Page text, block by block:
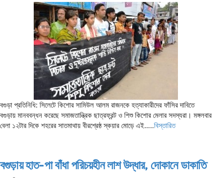
বগুড়া প্রতিনিধি: সিলেটে কিশোর সামিউল আলম রাজনকে হত্যাকারীদের ফাঁসির দাবিতে
বগুড়ায় মানববন্ধন করেছে সমাজতান্ত্রিক ছাত্রফ্রন্ট ও শিশু কিশোর মেলার সদস্যরা। মঙ্গলবার
বেলা ১২টার দিকে শহরের সাতমাথায় বীরশ্রেষ্ঠ স্কয়ার মোড়ে এই…..বিস্তারিত
বগুড়ায় হাত-পা বাঁধা পরিচয়হীন লাশ উদ্ধার, দোকানে ডাকাতি